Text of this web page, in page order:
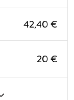
42,40 €
20 €